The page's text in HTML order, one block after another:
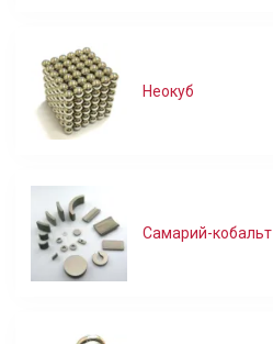
Неокуб
Самарий-кобальт